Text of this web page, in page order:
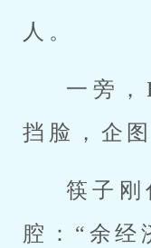
人。
一旁
挡脸，企
筷子刚
腔：“余经